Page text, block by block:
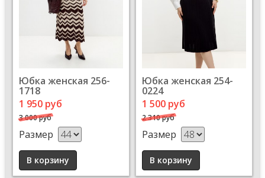
Юбка женская 256-
1718
1 950 руб
3 000 руб
Размер
Юбка женская 254-
0224
1 500 руб
2 310 руб
Размер